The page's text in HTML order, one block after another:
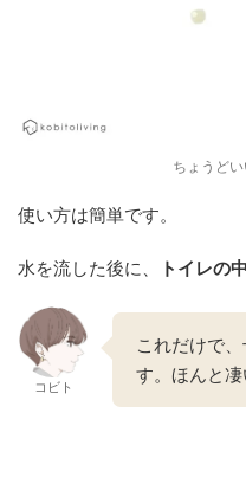
ちょうどい
使い方は簡単です。
水を流した後に、 トイレの
コビト
これだけで
す。ほんと凄